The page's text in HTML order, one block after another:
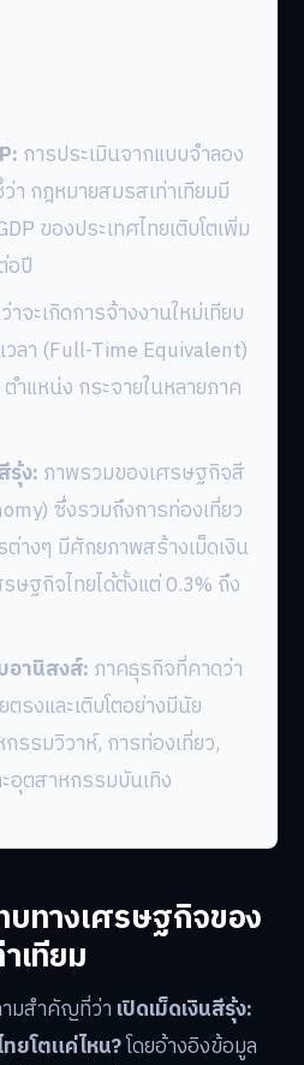
การประเมินจากแบบจำลอง
า กฎหมายสมรสเท่าเทียมมี
ของประเทศไทยเติบโตเพิ่ม
อปี
าจะเกิดการจ้างงานใหม่เทียบ
วลา (Full-Time Equivalent)
ำแหน่ง กระจายในหลายภาค
รุ้ง: ภาพรวมของเศรษฐกิจสี
ซึ่งรวมถึงการท่องเที่ยว
ต่างๆ มีศักยภาพสร้างเม็ดเงิน
ษฐกิจไทยได้ตั้งแต่ 0.3% ถึง
อานิสงส์: ภาคธุรกิจที่คาดว่า
ตรงและเติบโตอย่างมีนัย
รรมวิวาห์, การท่องเที่ยว,
อุตสาหกรรมบันเทิง
ทางเศรษฐกิจของ
เทียม
ามสำคัญที่ว่า เปิดเม็ดเงินสีรุ้ง:
ยโตแค่ไหน?โดยอ้างอิงข้อมูล